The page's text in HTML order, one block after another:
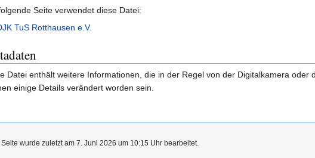
Seite verwendet diese Datei:
TuS Rotthausen e.V.
Datei enthält weitere Informationen, die in der Regel von der Digitalkamera
einige Details verändert worden sein.
Seite wurde zuletzt am 7. Juni 2026 um 10:15 Uhr bearbeitet.